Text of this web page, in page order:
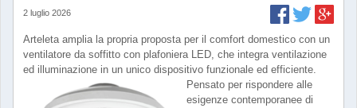
2 luglio 2026
Arteleta amplia la propria proposta per il comfort domestico con un
ventilatore da soffitto con plafoniera LED, che integra ventilazione
ed illuminazione in un unico dispositivo funzionale ed efficiente.
Pensato per rispondere alle
esigenze contemporanee di